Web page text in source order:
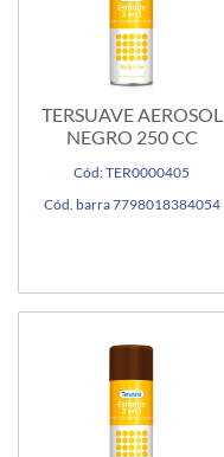
TERSUAVE AEROSOL
NEGRO 250 CC
Cód: TER0000405
Cód. barra 7798018384054